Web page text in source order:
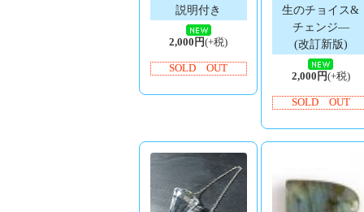
説明付き
2,000円(+税)
SOLD OUT
生のチョイス&
チェンジ―
(改訂新版)
2,000円(+税)
SOLD OUT